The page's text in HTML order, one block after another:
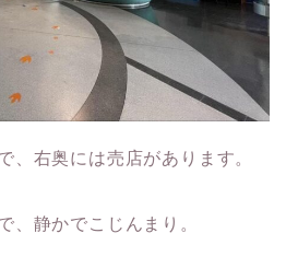
、右奥には売店があります。
、静かでこじんまり。